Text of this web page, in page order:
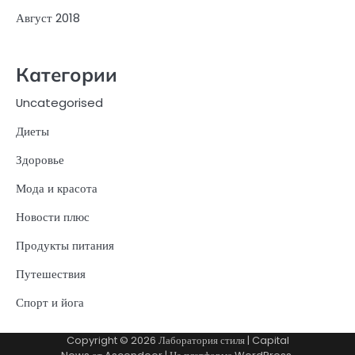
Август 2018
Категории
Uncategorised
Диеты
Здоровье
Мода и красота
Новости плюс
Продукты питания
Путешествия
Спорт и йога
Copyright © 2026 Лаборатория стиля| Capital